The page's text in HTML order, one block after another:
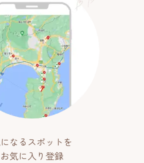
なるスポットを
お気に入り登録